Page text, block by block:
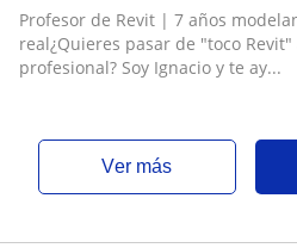
Profesor de Revit | 7 años
real¿Quieres pasar de "toco
profesional? Soy Ignacio y te ay...
ver más